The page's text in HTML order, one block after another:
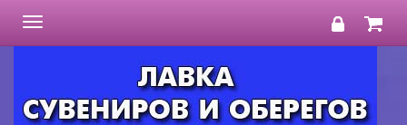
Toggle
navigation